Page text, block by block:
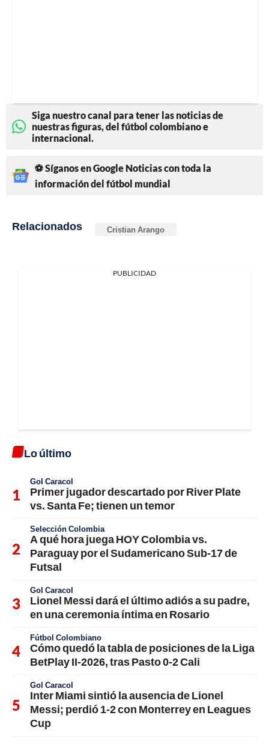
Siga nuestro canal para tener las noticias de
nuestras figuras, del fútbol colombiano e
internacional.
⚽ Síganos en Google Noticias con toda la
información del fútbol mundial
Relacionados Cristian Arango
PUBLICIDAD
Lo último
Gol Caracol
Primer jugador descartado por River Plate
vs. Santa Fe; tienen un temor
Selección Colombia
A qué hora juega HOY Colombia vs.
Paraguay por el Sudamericano Sub-17 de
Futsal
Gol Caracol
Lionel Messi dará el último adiós a su padre,
en una ceremonia íntima en Rosario
Fútbol Colombiano
Cómo quedó la tabla de posiciones de la Liga
BetPlay II-2026, tras Pasto 0-2 Cali
Gol Caracol
Inter Miami sintió la ausencia de Lionel
Messi; perdió 1-2 con Monterrey en Leagues
Cup